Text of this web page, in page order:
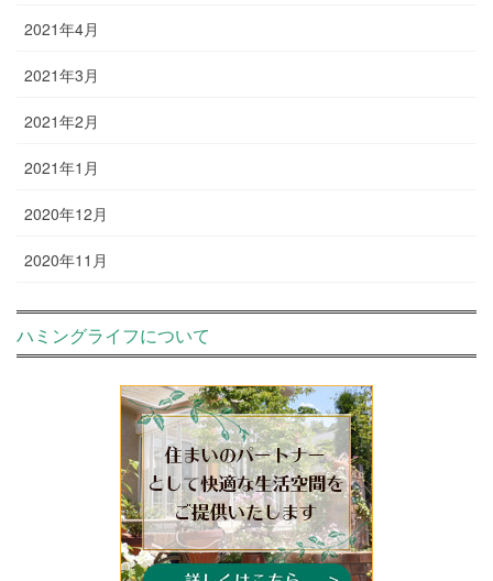
2021年4月
2021年3月
2021年2月
2021年1月
2020年12月
2020年11月
ハミングライフについて